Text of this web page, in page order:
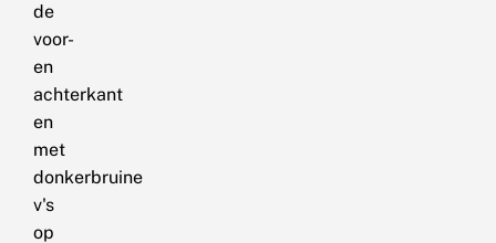
de
voor-
en
achterkant
en
met
donkerbruine
v's
op